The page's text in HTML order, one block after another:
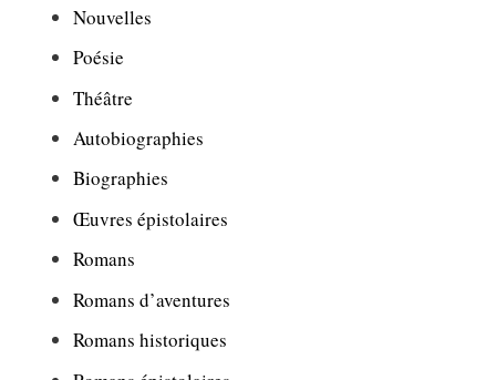
Nouvelles
Poésie
Théâtre
Autobiographies
Biographies
Œuvres épistolaires
Romans
Romans d’aventures
Romans historiques